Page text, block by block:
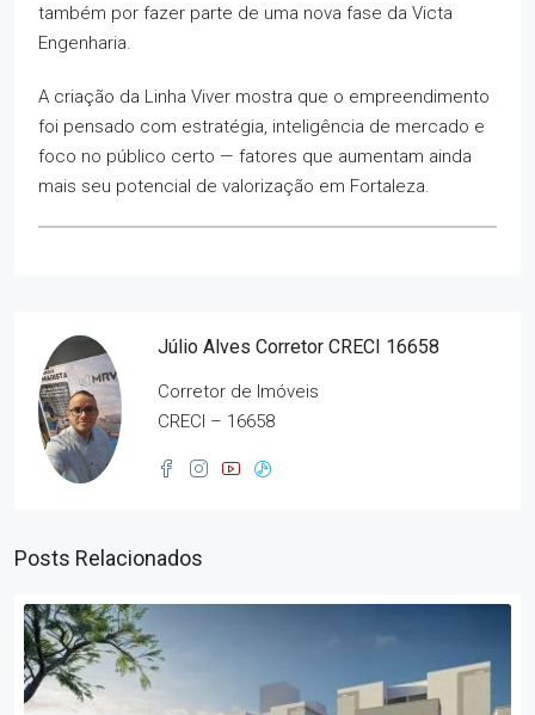
também por fazer parte de uma nova fase da Victa
Engenharia.
A criação da Linha Viver mostra que o empreendimento
foi pensado com estratégia, inteligência de mercado e
foco no público certo — fatores que aumentam ainda
mais seu potencial de valorização em Fortaleza.
Júlio Alves Corretor CRECI 16658
Corretor de Imóveis
CRECI – 16658
Posts Relacionados